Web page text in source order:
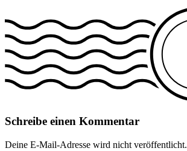
Schreibe einen Kommentar
Deine E-Mail-Adresse wird nicht veröffentlicht.